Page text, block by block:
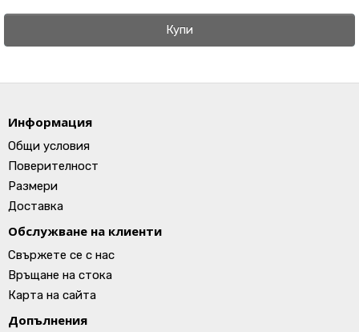
Купи
Информация
Общи условия
Поверителност
Размери
Доставка
Обслужване на клиенти
Свържете се с нас
Връщане на стока
Карта на сайта
Допълнения